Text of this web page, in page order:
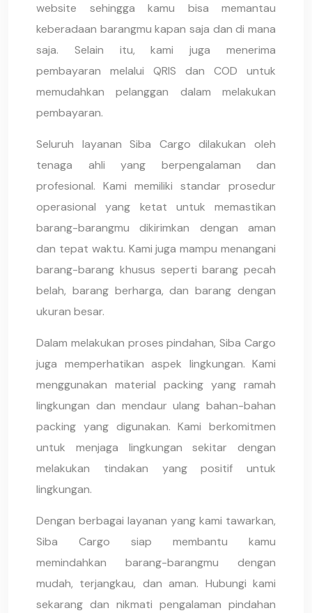
website sehingga kamu bisa memantau
keberadaan barangmu kapan saja dan di mana
saja. Selain itu, kami juga menerima
pembayaran melalui QRIS dan COD untuk
memudahkan pelanggan dalam melakukan
pembayaran.
Seluruh layanan Siba Cargo dilakukan oleh
tenaga ahli yang berpengalaman dan
profesional. Kami memiliki standar prosedur
operasional yang ketat untuk memastikan
barang-barangmu dikirimkan dengan aman
dan tepat waktu. Kami juga mampu menangani
barang-barang khusus seperti barang pecah
belah, barang berharga, dan barang dengan
ukuran besar.
Dalam melakukan proses pindahan, Siba Cargo
juga memperhatikan aspek lingkungan. Kami
menggunakan material packing yang ramah
lingkungan dan mendaur ulang bahan-bahan
packing yang digunakan. Kami berkomitmen
untuk menjaga lingkungan sekitar dengan
melakukan tindakan yang positif untuk
lingkungan.
Dengan berbagai layanan yang kami tawarkan,
Siba Cargo siap membantu kamu
memindahkan barang-barangmu dengan
mudah, terjangkau, dan aman. Hubungi kami
sekarang dan nikmati pengalaman pindahan